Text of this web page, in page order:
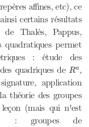
affines, etc), ce
certains résultats
de Thalès, Pappus,
quadratiques permet
: étude des
quadriques de Rn
Rn,
application
théorie des groupes
(mais qui n'est
: groupes de